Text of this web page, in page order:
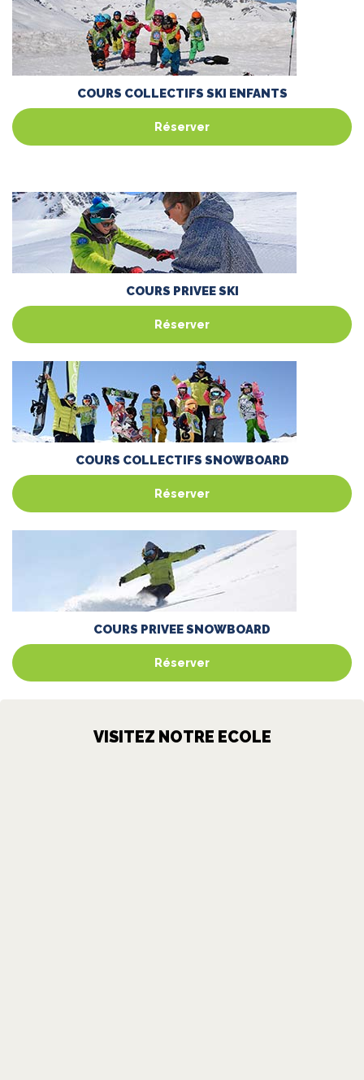
COURS COLLECTIFS SKI ENFANTS
Réserver
COURS PRIVEE SKI
Réserver
COURS COLLECTIFS SNOWBOARD
Réserver
COURS PRIVEE SNOWBOARD
Réserver
VISITEZ NOTRE ECOLE